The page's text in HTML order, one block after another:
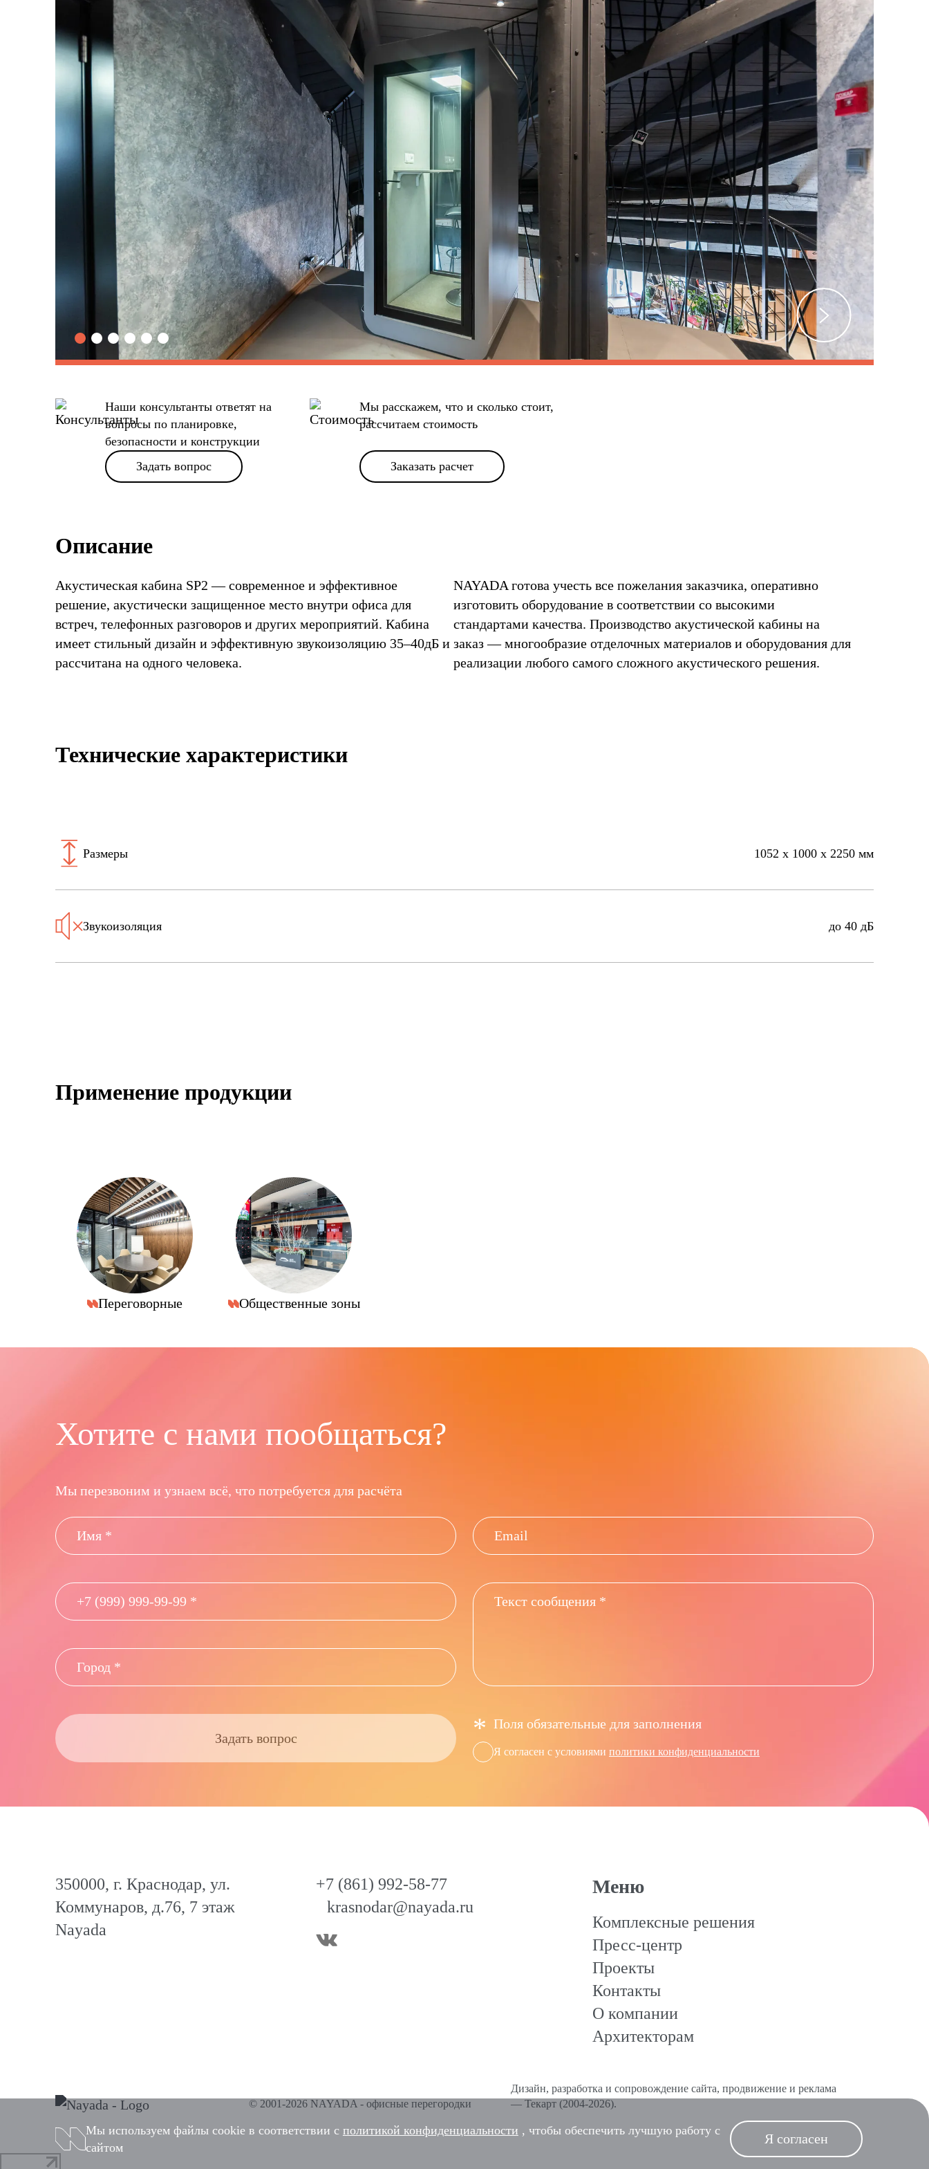
Наши консультанты ответят на
вопросы по планировке,
безопасности и конструкции
Задать вопрос
Мы расскажем, что и сколько стоит,
рассчитаем стоимость
Заказать расчет
Описание
Акустическая кабина SP2 — современное и эффективное
решение, акустически защищенное место внутри офиса для
встреч, телефонных разговоров и других мероприятий. Кабина
имеет стильный дизайн и эффективную звукоизоляцию 35–40дБ и
рассчитана на одного человека.
NAYADA готова учесть все пожелания заказчика, оперативно
изготовить оборудование в соответствии со высокими
стандартами качества. Производство акустической кабины на
заказ — многообразие отделочных материалов и оборудования для
реализации любого самого сложного акустического решения.
Технические характеристики
Размеры 1052 х 1000 х 2250 мм
Звукоизоляция до 40 дБ
Применение продукции
Переговорные Общественные зоны
Хотите с нами пообщаться?
Мы перезвоним и узнаем всё, что потребуется для расчёта
Задать вопрос * Поля обязательные для заполнения
Я согласен с условиями политики конфиденциальности
Меню
Комплексные решения
Пресс-центр
Проекты
Контакты
О компании
Архитекторам
350000, г. Краснодар, ул.
Коммунаров, д.76, 7 этаж
Nayada
+7 (861) 992-58-77
krasnodar@nayada.ru
© 2001-2026 NAYADA - офисные перегородки
Дизайн, разработка и сопровождение сайта, продвижение и реклама
— Текарт(2004-2026).
Мы используем файлы cookie в соответствии с политикой конфиденциальности , чтобы обеспечить лучшую работу с
сайтом
Я согласен